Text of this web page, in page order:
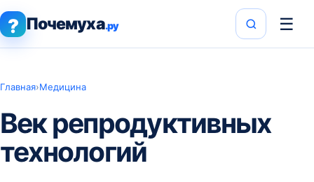
? Почемуха.ру ☰
Главная›Медицина
Век репродуктивных
технологий